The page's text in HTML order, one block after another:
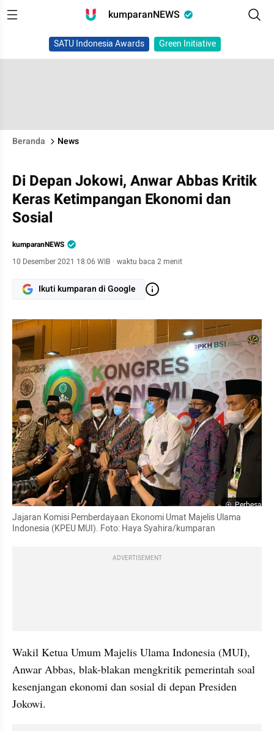
kumparanNEWS
SATU Indonesia Awards Green Initiative
Beranda News
Di Depan Jokowi, Anwar Abbas Kritik
Keras Ketimpangan Ekonomi dan
Sosial
kumparanNEWS
10 Desember 2021 18:06 WIB · waktu baca 2 menit
Ikuti kumparan di Google
Perbesar
Jajaran Komisi Pemberdayaan Ekonomi Umat Majelis Ulama
Indonesia (KPEU MUI). Foto: Haya Syahira/kumparan
ADVERTISEMENT
Wakil Ketua Umum Majelis Ulama Indonesia (MUI),
Anwar Abbas, blak-blakan mengkritik pemerintah soal
kesenjangan ekonomi dan sosial di depan Presiden
Jokowi.